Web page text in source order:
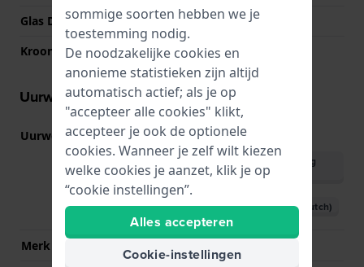
Glas Diameter
24.50
Kroon
Trek kroon
Uurwerk informatie
Uurwerk nr. 1L32(Bekijk specificaties
Download handleiding
(English)
Download handleiding (Dutch)
Merk uurwerk
Miyota
sommige soorten hebben we je
toestemming nodig.
De noodzakelijke cookies en
anonieme statistieken zijn altijd
automatisch actief; als je op
"accepteer alle cookies" klikt,
accepteer je ook de optionele
cookies. Wanneer je zelf wilt kiezen
welke cookies je aanzet, klik je op
“cookie instellingen”.
Alles accepteren
Cookie-instellingen